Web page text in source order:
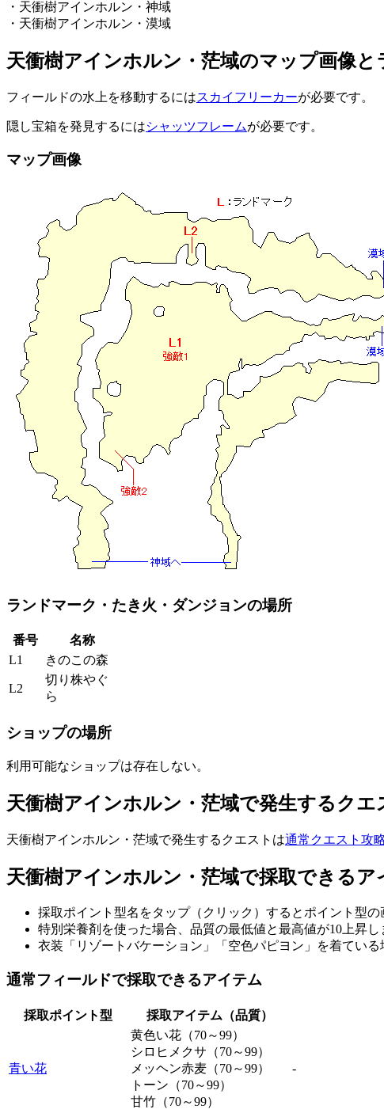
・天衝樹アインホルン・神域
・天衝樹アインホルン・漠域
天衝樹アインホルン・茫域のマップ画像
フィールドの水上を移動するにはスカイフリーカーが必要です。
隠し宝箱を発見するにはシャッツフレームが必要です。
マップ画像
ランドマーク・たき火・ダンジョンの場所
番号
名称
L1
きのこの森
L2
切り株やぐ
ら
ショップの場所
利用可能なショップは存在しない。
天衝樹アインホルン・茫域で発生するクエ
天衝樹アインホルン・茫域で発生するクエストは通常クエスト攻
天衝樹アインホルン・茫域で採取できるア
採取ポイント型名をタップ（クリック）するとポイント型の
特別栄養剤を使った場合、品質の最低値と最高値が10上昇し
衣装「リゾートバケーション」「空色パピヨン」を着てい
通常フィールドで採取できるアイテム
採取ポイント型 採取アイテム（品質）
青い花
黄色い花（70～99）
シロヒメクサ（70～99）
メッヘン赤麦（70～99）
トーン（70～99）
甘竹（70～99）
‐